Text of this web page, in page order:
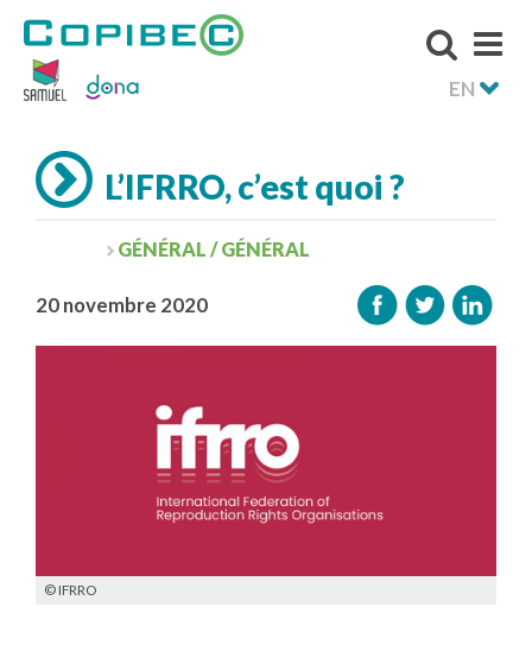
EN
L’IFRRO, c’est quoi ?
GÉNÉRAL / GÉNÉRAL
20 novembre 2020
© IFRRO